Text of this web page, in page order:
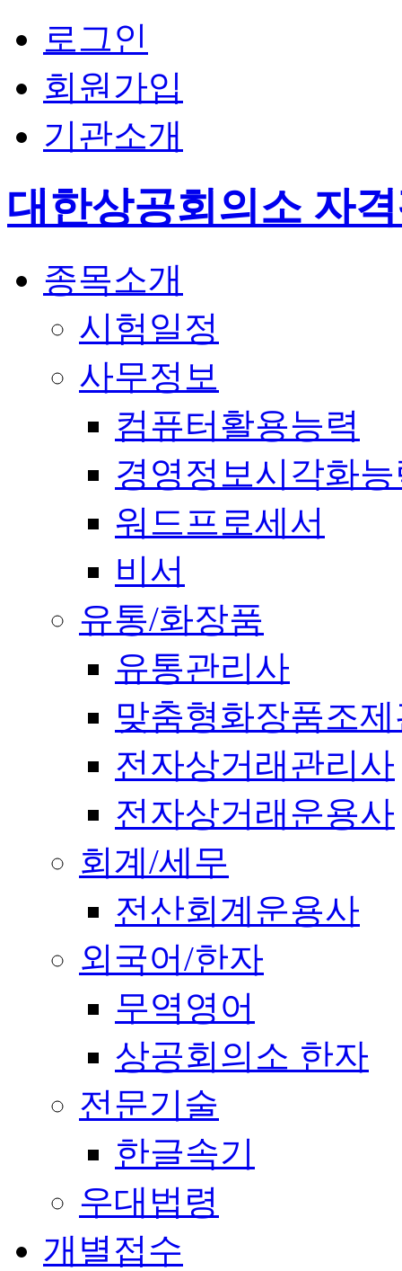
로그인
회원가입
기관소개
대한상공회의소 자
종목소개
시험일정
사무정보
컴퓨터활용능력
경영정보시각화
워드프로세서
비서
유통/화장품
유통관리사
맞춤형화장품조
전자상거래관리사
전자상거래운용사
회계/세무
전산회계운용사
외국어/한자
무역영어
상공회의소 한자
전문기술
한글속기
우대법령
개별접수